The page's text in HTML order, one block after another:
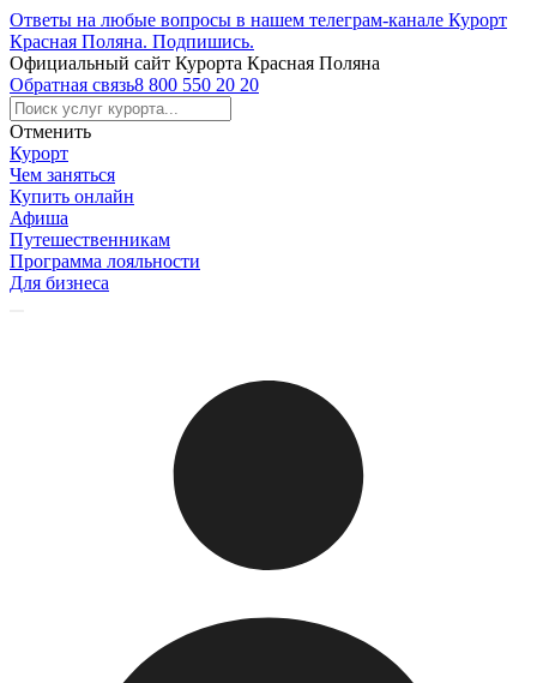
Ответы на любые вопросы в нашем телеграм-канале Курорт
Красная Поляна. Подпишись.
Официальный сайт Курорта Красная Поляна
Обратная связь8 800 550 20 20
Отменить
Курорт
Чем заняться
Купить онлайн
Афиша
Путешественникам
Программа лояльности
Для бизнеса